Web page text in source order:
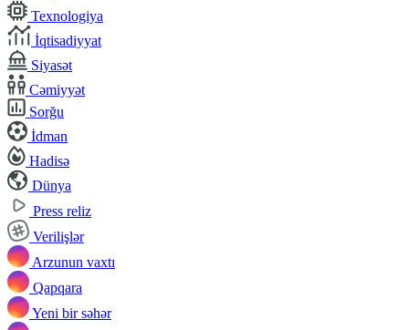
Texnologiya
İqtisadiyyat
Siyasət
Cəmiyyət
Sorğu
İdman
Hadisə
Dünya
Press reliz
Verilişlər
Arzunun vaxtı
Qapqara
Yeni bir səhər